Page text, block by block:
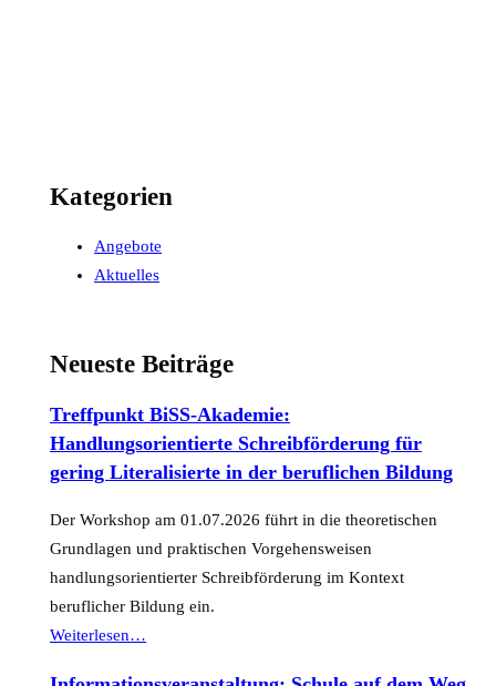
Kategorien
Angebote
Aktuelles
Neueste Beiträge
Treffpunkt BiSS-Akademie:
Handlungsorientierte Schreibförderung für
gering Literalisierte in der beruflichen Bildung
Der Workshop am 01.07.2026 führt in die theoretischen
Grundlagen und praktischen Vorgehensweisen
handlungsorientierter Schreibförderung im Kontext
beruflicher Bildung ein.
Weiterlesen“Treffpunkt
…